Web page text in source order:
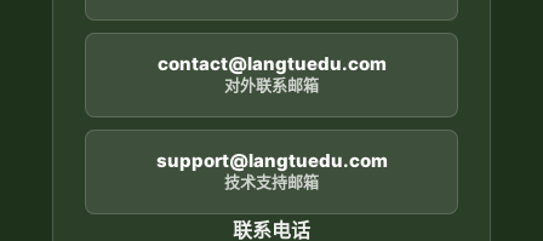
contact@langtuedu.com
对外联系邮箱
support@langtuedu.com
技术支持邮箱
联系电话